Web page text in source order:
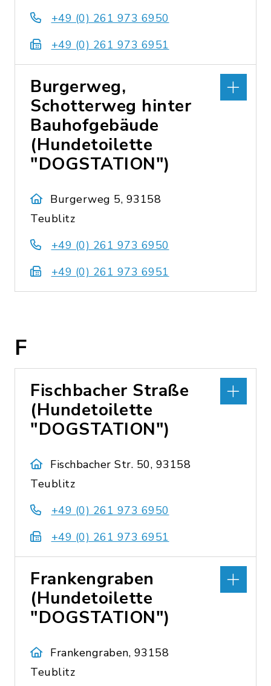
+49 (0) 261 973 6950
+49 (0) 261 973 6951
Burgerweg,
Schotterweg hinter
Bauhofgebäude
(Hundetoilette
"DOGSTATION")
Burgerweg 5, 93158
Teublitz
+49 (0) 261 973 6950
+49 (0) 261 973 6951
F
Fischbacher Straße
(Hundetoilette
"DOGSTATION")
Fischbacher Str. 50, 93158
Teublitz
+49 (0) 261 973 6950
+49 (0) 261 973 6951
Frankengraben
(Hundetoilette
"DOGSTATION")
Frankengraben, 93158
Teublitz